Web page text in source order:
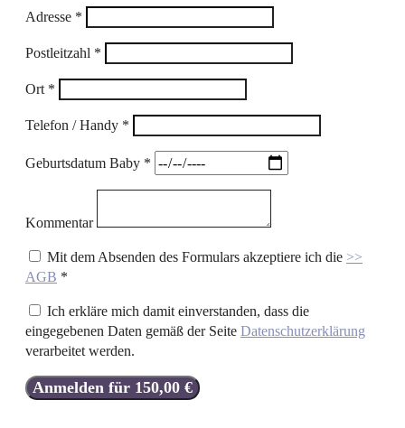
Adresse *
Postleitzahl *
Ort *
Telefon / Handy *
Geburtsdatum Baby *
Kommentar
Mit dem Absenden des Formulars akzeptiere ich die >>
AGB *
Ich erkläre mich damit einverstanden, dass die
eingegebenen Daten gemäß der Seite Datenschutzerklärung
verarbeitet werden.